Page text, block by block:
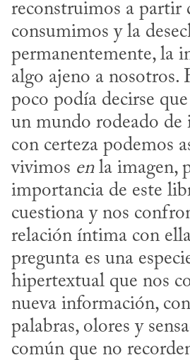
reconstruimos a partir
consumimos y la
permanentemente, la
algo ajeno a nosotros.
poco podía decirse
un mundo rodeado de
con certeza podemos
vivimos en la imagen,
importancia de este
cuestiona y nos
relación íntima con
pregunta es una
hipertextual que nos
nueva información,
palabras, olores y
común que no